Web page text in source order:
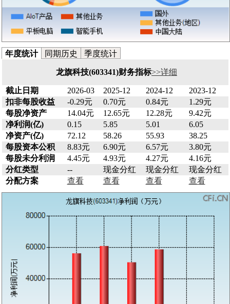
年度统计 同期历史 季度统计
龙旗科技(603341)财务指标>>详细
截止日期 2026-03 2025-12 2024-12
2023-12
扣非每股收益
-0.29元 0.70元 0.84元
1.29元
每股净资产
14.04元 12.65元 12.28元
9.42元
净利润(亿)
0.15 5.85 5.01
6.05
净资产(亿)
72.12 58.26 55.93
38.25
每股资本公积
8.83元 6.90元 6.57元
3.80元
每股未分利润
4.45元 4.93元 4.27元
4.16元
分红类型
-- 现金分红 现金分红
现金分红
分配方案
查看 查看 查看 查看